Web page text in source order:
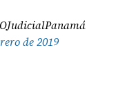
de 2019